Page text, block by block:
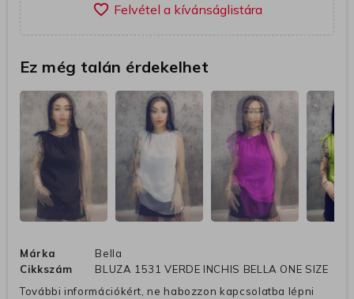
favorite_border
Ez még talán érdekelhet
Márka
Bella
Cikkszám
BLUZA 1531 VERDE INCHIS BELLA ONE SIZE
További információkért, ne habozzon kapcsolatba lépni